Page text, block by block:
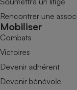
Rencontrer une
Mobiliser
Combats
Victoires
Devenir adhérent
Devenir bénévole